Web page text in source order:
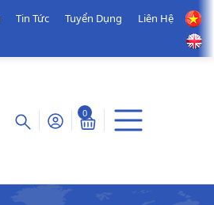
Tin Tức Tuyển Dụng Liên Hệ
0